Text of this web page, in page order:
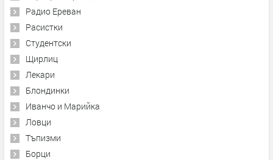
Радио Ереван
Расистки
Студентски
Щирлиц
Лекари
Блондинки
Иванчо и Марийка
Ловци
Тъпизми
Борци